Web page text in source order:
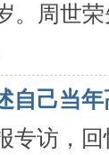
。周世
自己当
专访，